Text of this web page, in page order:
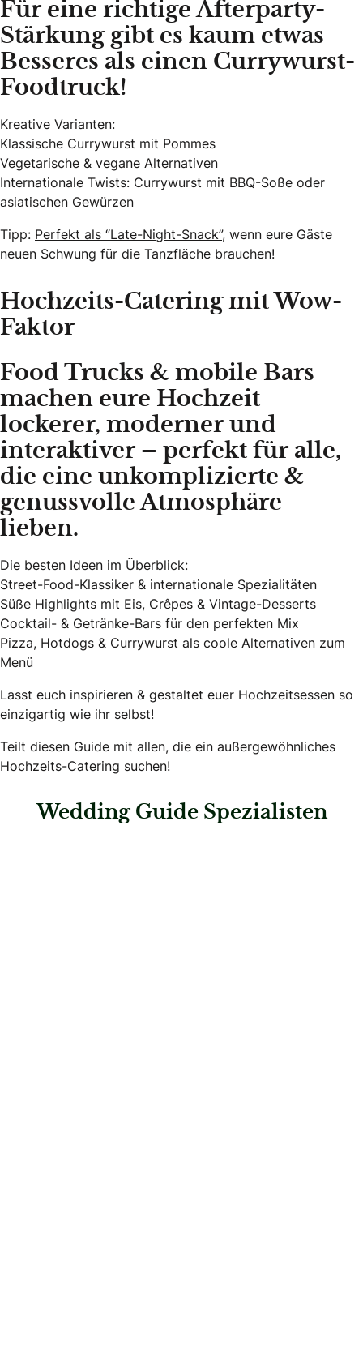
Für eine richtige Afterparty-
Stärkung gibt es kaum etwas
Besseres als einen Currywurst-
Foodtruck!
Kreative Varianten:
Klassische Currywurst mit Pommes
Vegetarische & vegane Alternativen
Internationale Twists: Currywurst mit BBQ-Soße oder
asiatischen Gewürzen
Tipp: Perfekt als “Late-Night-Snack”, wenn eure Gäste
neuen Schwung für die Tanzfläche brauchen!
Hochzeits-Catering mit Wow-
Faktor
Food Trucks & mobile Bars
machen eure Hochzeit
lockerer, moderner und
interaktiver – perfekt für alle,
die eine unkomplizierte &
genussvolle Atmosphäre
lieben.
Die besten Ideen im Überblick:
Street-Food-Klassiker & internationale Spezialitäten
Süße Highlights mit Eis, Crêpes & Vintage-Desserts
Cocktail- & Getränke-Bars für den perfekten Mix
Pizza, Hotdogs & Currywurst als coole Alternativen zum
Menü
Lasst euch inspirieren & gestaltet euer Hochzeitsessen so
einzigartig wie ihr selbst!
Teilt diesen Guide mit allen, die ein außergewöhnliches
Hochzeits-Catering suchen!
Wedding Guide Spezialisten